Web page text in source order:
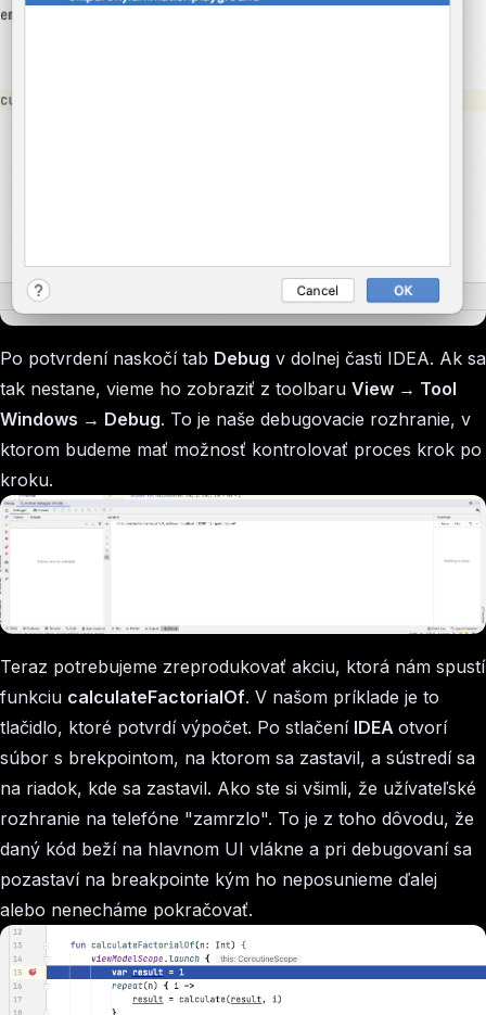
Po potvrdení naskočí tab Debug v dolnej časti IDEA. Ak sa
tak nestane, vieme ho zobraziť z toolbaru View → Tool
Windows → Debug. To je naše debugovacie rozhranie, v
ktorom budeme mať možnosť kontrolovať proces krok po
kroku.
Teraz potrebujeme zreprodukovať akciu, ktorá nám spustí
funkciu calculateFactorialOf. V našom príklade je to
tlačidlo, ktoré potvrdí výpočet. Po stlačení IDEA otvorí
súbor s brekpointom, na ktorom sa zastavil, a sústredí sa
na riadok, kde sa zastavil. Ako ste si všimli, že užívateľské
rozhranie na telefóne "zamrzlo". To je z toho dôvodu, že
daný kód beží na hlavnom UI vlákne a pri debugovaní sa
pozastaví na breakpointe kým ho neposunieme ďalej
alebo nenecháme pokračovať.